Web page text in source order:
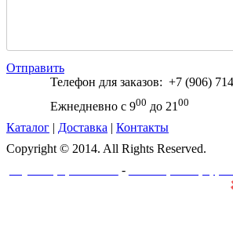
Отправить
Телефон для заказов: +7 (906)
Ежнедневно с 900 до 21 00
Каталог | Доставка | Контакты
Copyright © 2014. All Rights Reserved.
-